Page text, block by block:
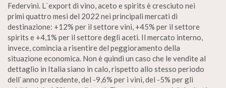
Federvini. L`export di vino, aceto e spirits è cresciuto nei
primi quattro mesi del 2022 nei principali mercati di
destinazione: +12% per il settore vini, +45% per il settore
spirits e +4,1% per il settore degli aceti. Il mercato interno,
invece, comincia a risentire del peggioramento della
situazione economica. Non è quindi un caso che le vendite al
dettaglio in Italia siano in calo, rispetto allo stesso periodo
dell`anno precedente, del -9,6% per i vini, del -5% per gli